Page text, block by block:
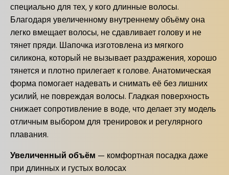
специально для тех, у кого длинные волосы.
Благодаря увеличенному внутреннему объёму она
легко вмещает волосы, не сдавливает голову и не
тянет пряди. Шапочка изготовлена из мягкого
силикона, который не вызывает раздражения, хорошо
тянется и плотно прилегает к голове. Анатомическая
форма помогает надевать и снимать её без лишних
усилий, не повреждая волосы. Гладкая поверхность
снижает сопротивление в воде, что делает эту модель
отличным выбором для тренировок и регулярного
плавания.
Увеличенный объём — комфортная посадка даже
при длинных и густых волосах